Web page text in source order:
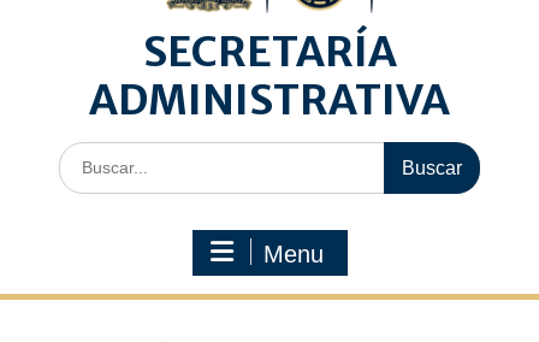
SECRETARÍA
ADMINISTRATIVA
Search
for:
Menu